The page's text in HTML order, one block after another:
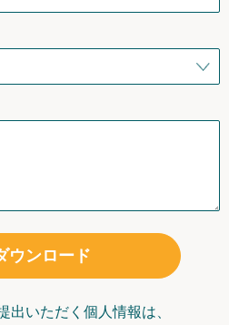
ウンロード
出いただく個人情報は、